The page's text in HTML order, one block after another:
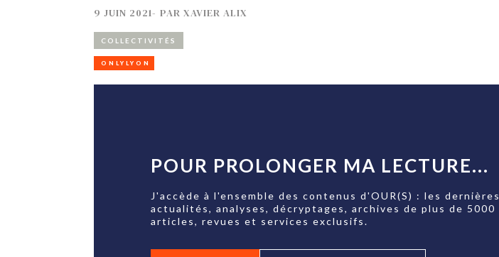
9 JUIN 2021- PARXAVIER ALIX
COLLECTIVITÉS
ONLYLYON
POUR PROLONGER MA LECTURE...
J'accède à l'ensemble des contenus d'OUR(S) : les dernières
actualités, analyses, décryptages, archives de plus de 5000
articles, revues et services exclusifs.